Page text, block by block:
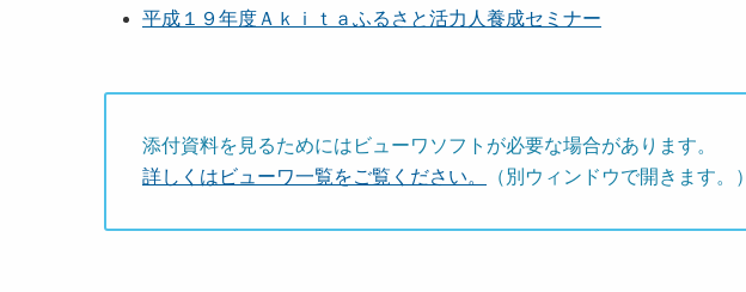
平成１９年度Ａｋｉｔａふるさと活力人養成セミナー
添付資料を見るためにはビューワソフトが必要な場合があります。
詳しくはビューワ一覧をご覧ください。
（別ウィンドウで開きます。）